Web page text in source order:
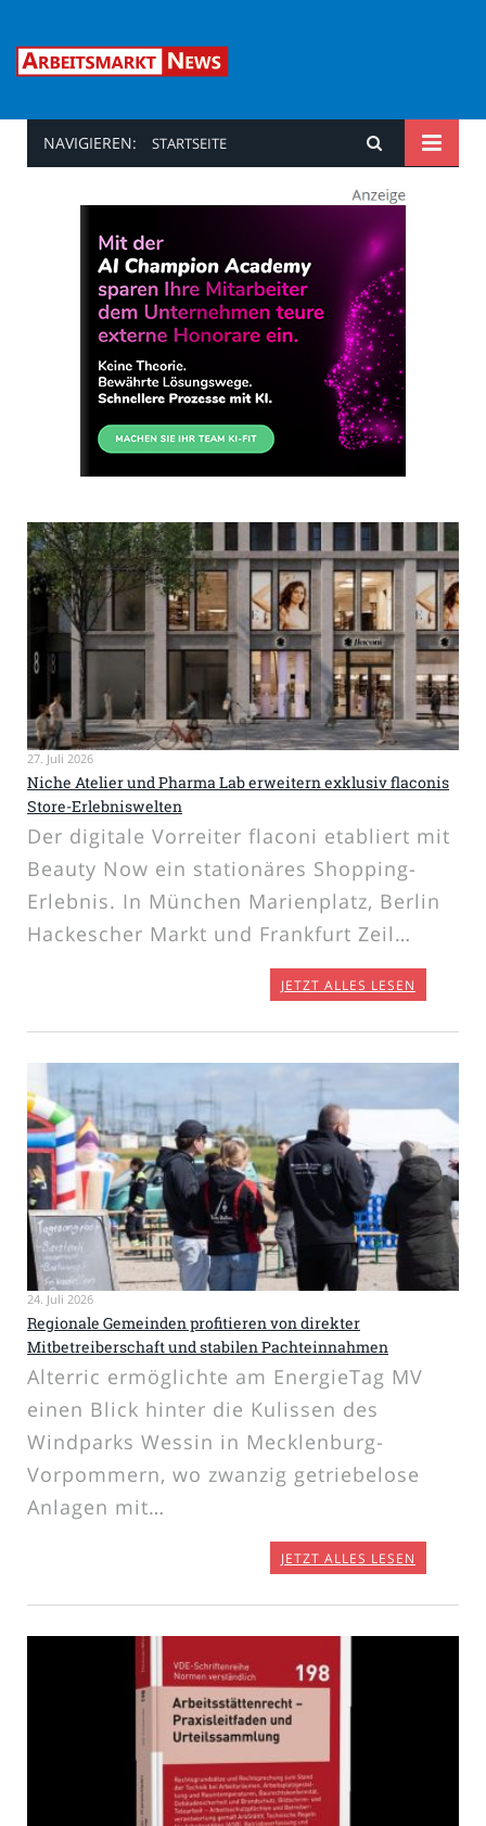
Arbeitsmarkt News
NAVIGIEREN: STARTSEITE
27. Juli 2026
Niche Atelier und Pharma Lab erweitern exklusiv flaconis
Store-Erlebniswelten
Der digitale Vorreiter flaconi etabliert mit
Beauty Now ein stationäres Shopping-
Erlebnis. In München Marienplatz, Berlin
Hackescher Markt und Frankfurt Zeil…
JETZT ALLES LESEN
24. Juli 2026
Regionale Gemeinden profitieren von direkter
Mitbetreiberschaft und stabilen Pachteinnahmen
Alterric ermöglichte am EnergieTag MV
einen Blick hinter die Kulissen des
Windparks Wessin in Mecklenburg-
Vorpommern, wo zwanzig getriebelose
Anlagen mit…
JETZT ALLES LESEN